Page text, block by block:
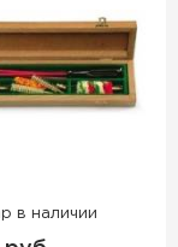
в наличии